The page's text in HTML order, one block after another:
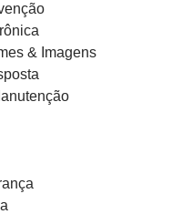
& Imagens